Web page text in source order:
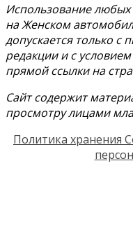
Использование
на Женском
допускается только с
редакции и с
прямой ссылки на
Сайт содержит
просмотру лицами
Политика хранения